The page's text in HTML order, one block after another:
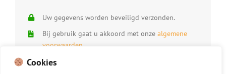
Cookies
Uw gegevens worden beveiligd verzonden.
Bij gebruik gaat u akkoord met onze algemene
voorwaarden
Wij gebruiken uw gegevens uitsluitend om uw